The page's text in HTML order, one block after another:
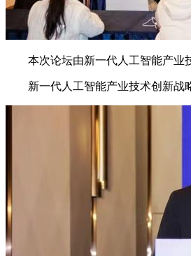
本次论坛由新一代人工智能产业技
新一代人工智能产业技术创新战略